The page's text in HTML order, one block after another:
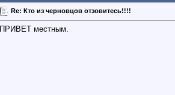
Re: Кто из черновцов отзовитесь!!!!
ПРИВЕТ местным.